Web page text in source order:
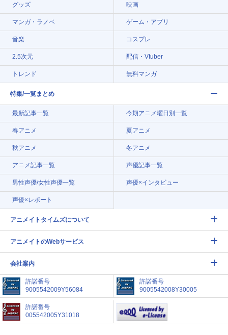
グッズ 映画
マンガ・ラノベ ゲーム・アプリ
音楽 コスプレ
2.5次元 配信・Vtuber
トレンド 無料マンガ
特集/一覧まとめ
最新記事一覧 今期アニメ曜日別一覧
春アニメ 夏アニメ
秋アニメ 冬アニメ
アニメ記事一覧 声優記事一覧
男性声優/女性声優一覧 声優×インタビュー
声優×レポート
アニメイトタイムズについて
アニメイトのWebサービス
会社案内
許諾番号
9005542009Y56084
許諾番号
9005542008Y30005
許諾番号
005542005Y31018